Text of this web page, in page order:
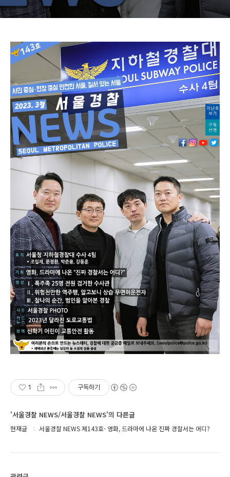
1 구독하기
'서울경찰 NEWS/서울경찰 NEWS'의 다른글
현재글 서울경찰 NEWS 제143호- 영화, 드라마에 나온 진짜 경찰서는 어디?